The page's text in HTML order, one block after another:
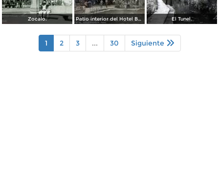
Zocalo. Patio interior del Hotel Banos y Lido, El Tunel.
1 2 3 ... 30 Siguiente